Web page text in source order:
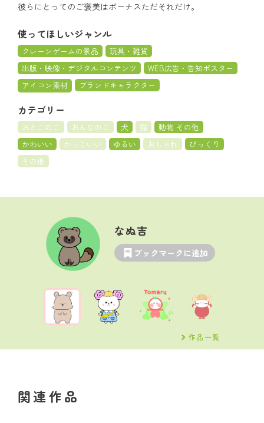
彼らにとってのご褒美はボーナスただそれだけ。
使ってほしいジャンル
クレーンゲームの景品
玩具・雑貨
出版・映像・デジタルコンテンツ
WEB広告・告知ポスター
アイコン素材
ブランドキャラクター
カテゴリー
おとこのこ おんなのこ 犬 猫
動物 その他
かわいい
かっこいい ゆるい おしゃれ
びっくり
その他
なぬ吉
ブックマークに追加
作品一覧
関連作品